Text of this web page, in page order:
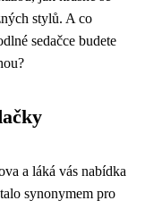
stylů. A co
sedačce budete
a láká vás nabídka
synonymem pro